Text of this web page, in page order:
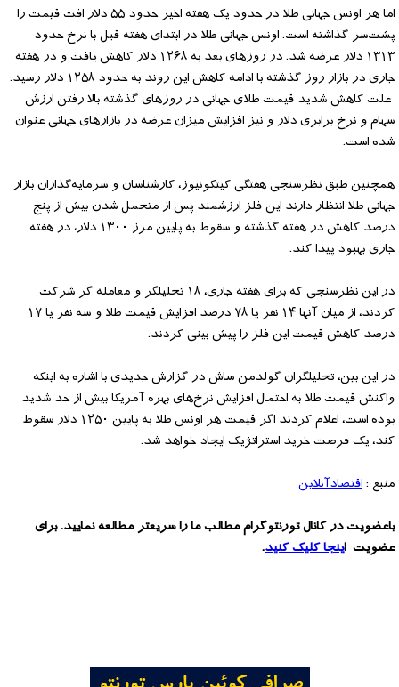
اما هر اونس جهانی طلا در حدود یک هفته اخیر حدود ۵۵ دلار افت قیمت را
پشت‌سر گذاشته است. اونس جهانی طلا در ابتدای هفته قبل با نرخ حدود
۱۳۱۳ دلار عرضه شد. در روزهای بعد به ۱۲۶۸ دلار کاهش یافت و در هفته
جاری در بازار روز گذشته با ادامه کاهش این روند به حدود ۱۲۵۸ دلار رسید.
علت کاهش شدید قیمت طلای جهانی در روزهای گذشته بالا رفتن ارزش
سهام و نرخ برابری دلار و نیز افزایش میزان عرضه در بازارهای جهانی عنوان
شده است.
همچنین طبق نظرسنجی هفتگی کیتکونیوز، کارشناسان و سرمایه‌گذاران بازار
جهانی طلا انتظار دارند این فلز ارزشمند پس از متحمل شدن بیش از پنج
درصد کاهش در هفته گذشته و سقوط به پایین مرز ۱۳۰۰ دلار، در هفته
جاری بهبود پیدا کند.
در این نظرسنجی که برای هفته جاری، ۱۸ تحلیلگر و معامله گر شرکت
کردند، از میان آنها ۱۴ نفر یا ۷۸ درصد افزایش قیمت طلا و سه نفر یا ۱۷
درصد کاهش قیمت این فلز را پیش بینی کردند.
در این بین، تحلیلگران گولدمن ساش در گزارش جدیدی با اشاره به اینکه
واکنش قیمت طلا به احتمال افزایش نرخ‌های بهره آمریکا بیش از حد شدید
بوده است، اعلام کردند اگر قیمت هر اونس طلا به پایین ۱۲۵۰ دلار سقوط
کند، یک فرصت خرید استراتژیک ایجاد خواهد شد.
منبع :اقتصادآنلاین
باعضویت در کانال تورنتوگرام مطالب ما را سریعتر مطالعه نمایید. برای
عضویت اینجا کلیک کنید.